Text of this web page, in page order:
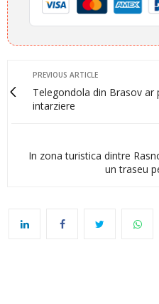
PREVIOUS ARTICLE
Telegondola din Brasov
intarziere
In zona turistica dintre
un traseu